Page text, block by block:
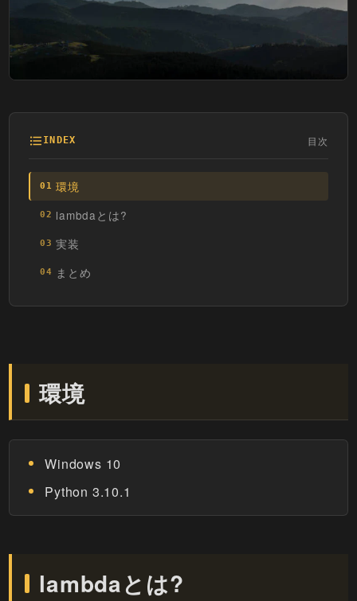
INDEX 目次
01 環境
02 lambdaとは?
03 実装
04 まとめ
環境
Windows 10
Python 3.10.1
lambdaとは?